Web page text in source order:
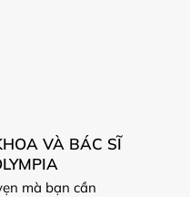
VÀ BÁC SĨ
mà bạn cần